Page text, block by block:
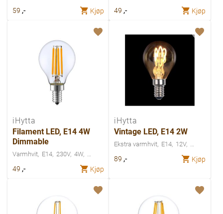
59 ,- Kjøp 49 ,- Kjøp
iHytta
Filament LED, E14 4W
Dimmable
Varmhvit E14 230V 4W
49 ,- Kjøp
iHytta
Vintage LED, E14 2W
Ekstra varmhvit E14 12V
89 ,- Kjøp